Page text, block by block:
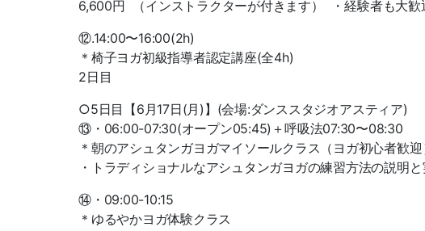
6,600円 （インストラクターが付きます） ・経験者も大歓
⑫.14:00〜16:00(2h)
＊椅子ヨガ初級指導者認定講座(全4h)
2日目
○5日目【6月17日(月)】(会場:ダンススタジオアスティア)
⑬・06:00-07:30(オープン05:45)＋呼吸法07:30〜08:30
＊朝のアシュタンガヨガマイソールクラス（ヨガ初心者歓
・トラディショナルなアシュタンガヨガの練習方法の説明
⑭・09:00-10:15
＊ゆるやかヨガ体験クラス